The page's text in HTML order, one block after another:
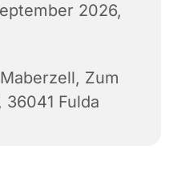
2026,
Zum
36041 Fulda